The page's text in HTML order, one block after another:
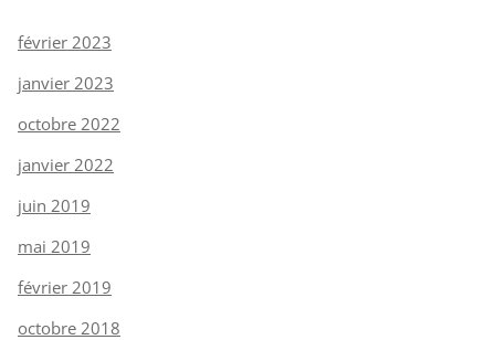
février 2023
janvier 2023
octobre 2022
janvier 2022
juin 2019
mai 2019
février 2019
octobre 2018